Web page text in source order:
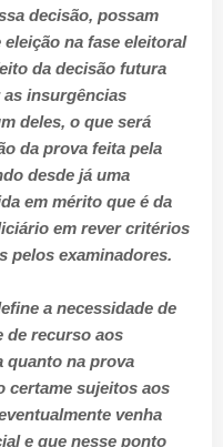
decisão, possam
na fase eleitoral
da decisão futura
insurgências
deles, o que será
da prova feita pela
desde já uma
em mérito que é da
em rever critérios
pelos examinadores.
a necessidade de
de recurso aos
quanto na prova
certame sujeitos aos
venha
e que nesse ponto